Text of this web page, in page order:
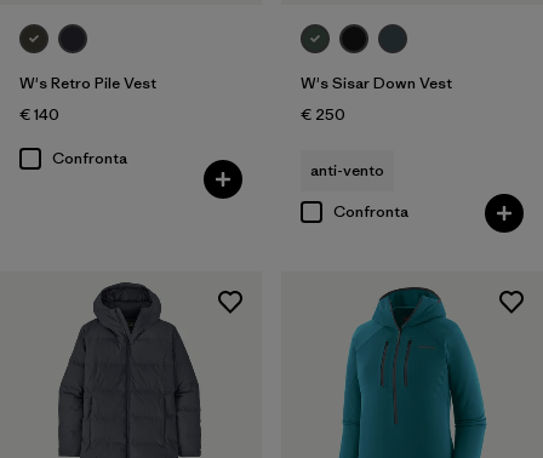
W's Retro Pile Vest
€ 140
Confronta
W's Sisar Down Vest
€ 250
anti-vento
Confronta